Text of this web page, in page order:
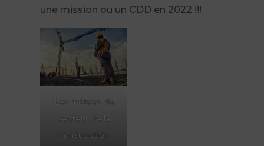
une mission ou un CDD en 2022 !!!
Les métiers du
secteur de la
construction